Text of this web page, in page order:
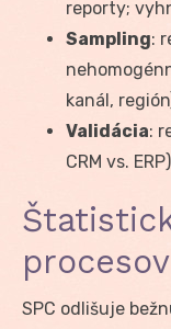
reporty;
Sampling:
kanál,
Validácia:
CRM vs.
SPC odlišuje